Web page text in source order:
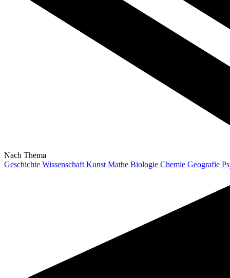
Nach Thema
Geschichte Wissenschaft Kunst Mathe Biologie Chemie Geografie